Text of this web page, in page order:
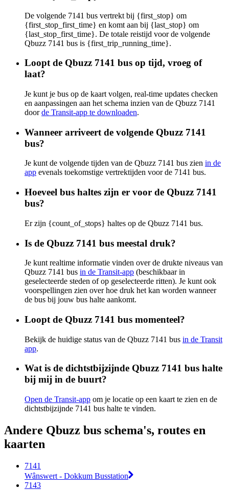
De volgende 7141 bus vertrekt bij {first_stop} om
{first_stop_first_time} en komt aan bij {last_stop} om
{last_stop_first_time}. De totale reistijd voor de volgende
Qbuzz 7141 bus is {first_trip_running_time}.
Loopt de Qbuzz 7141 bus op tijd, vroeg of
laat?
Je kunt je bus op de kaart volgen, real-time updates checken
en aanpassingen aan het schema inzien van de Qbuzz 7141
doorde Transit-app te downloaden.
Wanneer arriveert de volgende Qbuzz 7141
bus?
Je kunt de volgende tijden van de Qbuzz 7141 bus zien in de
app evenals toekomstige vertrektijden voor de 7141 bus.
Hoeveel bus haltes zijn er voor de Qbuzz 7141
bus?
Er zijn {count_of_stops} haltes op de Qbuzz 7141 bus.
Is de Qbuzz 7141 bus meestal druk?
Je kunt realtime informatie vinden over de drukte niveaus van
Qbuzz 7141 bus in de Transit-app (beschikbaar in
geselecteerde steden of op geselecteerde ritten). Je kunt ook
voorspellingen zien over hoe druk het kan worden wanneer
de bus bij jouw bus halte aankomt.
Loopt de Qbuzz 7141 bus momenteel?
Bekijk de huidige status van de Qbuzz 7141 bus in de Transit
app.
Wat is de dichtstbijzijnde Qbuzz 7141 bus halte
bij mij in de buurt?
Open de Transit-app om je locatie op een kaart te zien en de
dichtstbijzijnde 7141 bus halte te vinden.
Andere Qbuzz bus schema's, routes en
kaarten
7141
Wânswert - Dokkum Busstation
7143